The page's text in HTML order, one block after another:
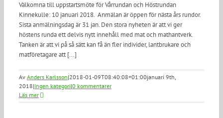
Välkomna till uppstartsmöte för Vårrundan och Höstrundan
Kinnekulle: 10 januari 2018. Anmälan är öppen för nästa års rundor.
Sista anmälningsdag är 31 jan. Den stora nyheten är att vi ger
höstens runda ett delvis nytt innehåll med mat och mathantverk.
Tanken är att vi på så sätt kan få än fler individer, lantbrukare och
matföretagare att [...]
Av Anders Karlsson|2018-01-09T08:40:08+01:00januari 9th,
2018|Ingen kategori|0 kommentarer
Läs mer